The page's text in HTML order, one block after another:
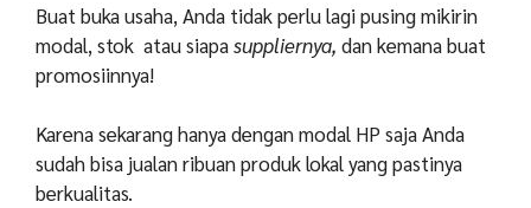
Buat buka usaha, Anda tidak perlu lagi pusing mikirin
modal, stok atau siapasuppliernya, dan kemana buat
promosiinnya!
Karena sekarang hanya dengan modal HP saja Anda
sudah bisa jualan ribuan produk lokal yang pastinya
berkualitas.